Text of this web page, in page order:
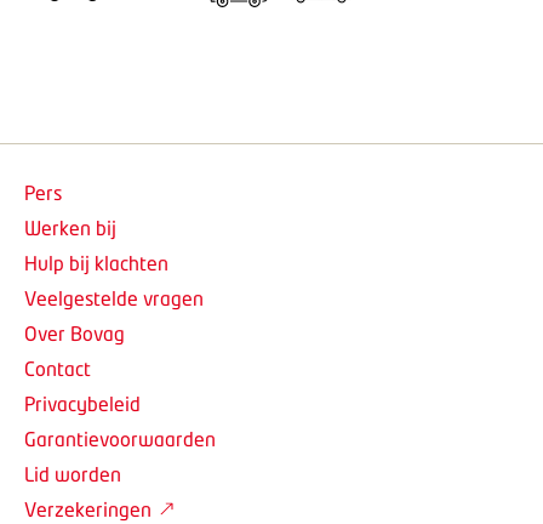
Pers
Werken bij
Hulp bij klachten
Veelgestelde vragen
Over Bovag
Contact
Privacybeleid
Garantievoorwaarden
Lid worden
Verzekeringen